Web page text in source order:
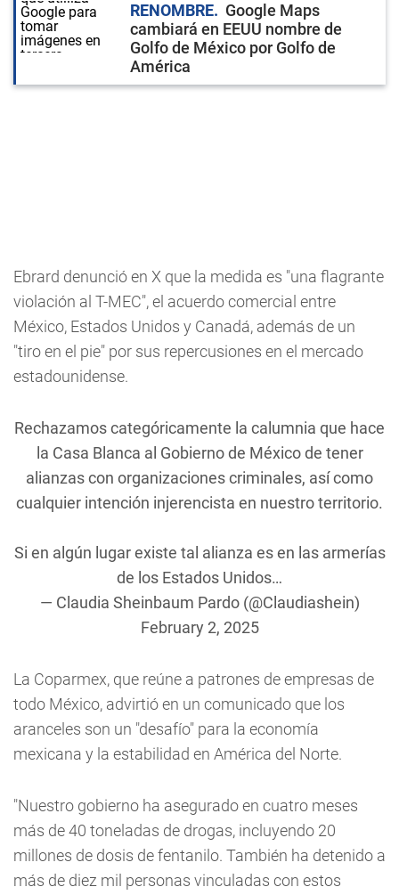
RENOMBRE
Google Maps
cambiará en EEUU nombre de
Golfo de México por Golfo de
América
Ebrard denunció en X que la medida es "una flagrante
violación al T-MEC", el acuerdo comercial entre
México, Estados Unidos y Canadá, además de un
"tiro en el pie" por sus repercusiones en el mercado
estadounidense.
Rechazamos categóricamente la calumnia que hace
la Casa Blanca al Gobierno de México de tener
alianzas con organizaciones criminales, así como
cualquier intención injerencista en nuestro territorio.
Si en algún lugar existe tal alianza es en las armerías
de los Estados Unidos…
— Claudia Sheinbaum Pardo (@Claudiashein)
February 2, 2025
La Coparmex, que reúne a patrones de empresas de
todo México, advirtió en un comunicado que los
aranceles son un "desafío" para la economía
mexicana y la estabilidad en América del Norte.
"Nuestro gobierno ha asegurado en cuatro meses
más de 40 toneladas de drogas, incluyendo 20
millones de dosis de fentanilo. También ha detenido a
más de diez mil personas vinculadas con estos